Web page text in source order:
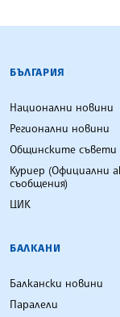
БЪЛГАРСКА
БЪЛГАРИЯ
Национални новини
Регионални новини
Общинските
Куриер (Официални
съобщения)
ЦИК
БАЛКАНИ
Балкански новини
Паралели